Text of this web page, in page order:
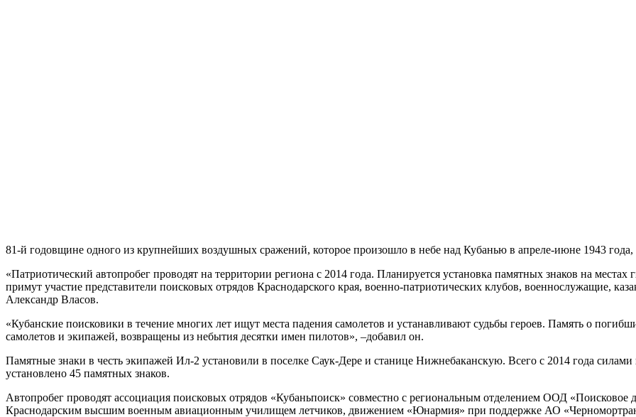
81-й годовщине одного из крупнейших воздушных сражений, которое произошло в небе над Кубанью в апреле-июне 1943 года,
«Патриотический автопробег проводят на территории региона с 2014 года. Планируется установка памятных знаков на
примут участие представители поисковых отрядов Краснодарского края, военно-патриотических клубов, военнослужащие,
Александр Власов.
«Кубанские поисковики в течение многих лет ищут места падения самолетов и устанавливают судьбы героев. Память о
самолетов и экипажей, возвращены из небытия десятки имен пилотов», –добавил он.
Памятные знаки в честь экипажей Ил-2 установили в поселке Саук-Дере и станице Нижнебаканскую. Всего с 2014 года
установлено 45 памятных знаков.
Автопробег проводят ассоциация поисковых отрядов «Кубаньпоиск» совместно с региональным отделением ООД
Краснодарским высшим военным авиационным училищем летчиков, движением «Юнармия» при поддержке АО